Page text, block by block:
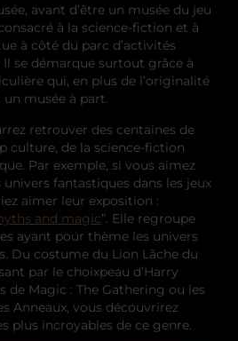
avant d’être un musée du jeu
à la science-fiction et à
à côté du parc d’activités
se démarque surtout grâce à
qui, en plus de l’originalité
musée à part.
retrouver des centaines de
culture, de la science-fiction
Par exemple, si vous aimez
univers fantastiques dans les jeux
aimer leur exposition :
and magic”. Elle regroupe
ayant pour thème les univers
Du costume du Lion Lâche du
par le choixpeau d’Harry
de Magic : The Gathering ou les
Anneaux, vous découvrirez
plus incroyables de ce genre.